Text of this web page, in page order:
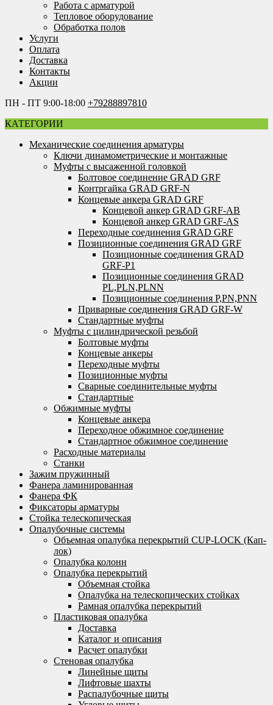
Работа с арматурой
Тепловое оборудование
Обработка полов
Услуги
Оплата
Доставка
Контакты
Акции
ПН - ПТ 9:00-18:00 +79288897810
КАТЕГОРИИ
Механические соединения арматуры
Ключи динамометрические и монтажные
Муфты с высаженной головкой
Болтовое соединение GRAD GRF
Контргайка GRAD GRF-N
Концевые анкера GRAD GRF
Концевой анкер GRAD GRF-AB
Концевой анкер GRAD GRF-AS
Переходные соединения GRAD GRF
Позиционные соединения GRAD GRF
Позиционные соединения GRAD
GRF-P1
Позиционные соединения GRAD
PL,PLN,PLNN
Позиционные соединения P,PN,PNN
Приварные соединения GRAD GRF-W
Стандартные муфты
Муфты с цилиндрической резьбой
Болтовые муфты
Концевые анкеры
Переходные муфты
Позиционные муфты
Сварные соединительные муфты
Стандартные
Обжимные муфты
Концевые анкера
Переходное обжимное соединение
Стандартное обжимное соединение
Расходные материалы
Станки
Зажим пружинный
Фанера ламинированная
Фанера ФК
Фиксаторы арматуры
Стойка телескопическая
Опалубочные системы
Объемная опалубка перекрытий CUP-LOCK (Кап-
лок)
Опалубка колонн
Опалубка перекрытий
Объемная стойка
Опалубка на телескопических стойках
Рамная опалубка перекрытий
Пластиковая опалубка
Доставка
Каталог и описания
Расчет опалубки
Стеновая опалубка
Линейные щиты
Лифтовые шахты
Распалубочные щиты